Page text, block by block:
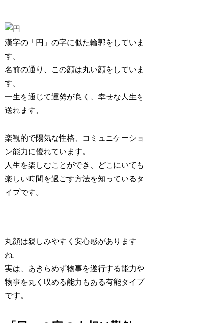
漢字の「円」の字に似た輪郭をしていま
す。
名前の通り、この顔は丸い顔をしていま
す。
一生を通じて運勢が良く、幸せな人生を
送れます。
楽観的で陽気な性格 、コミュニケーショ
ン能力に優れています。
人生を楽しむことができ、どこにいても
楽しい時間を過ごす方法を知っているタ
イプです。
丸顔は親しみやすく安心感があります
ね。
実は、あきらめず物事を遂行する能力や
物事を丸く収める能力もある有能タイプ
です。